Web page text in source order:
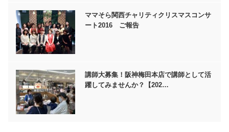
ママそら関西チャリティクリスマスコンサ
ート2016 ご報告
講師大募集！阪神梅田本店で講師として活
躍してみませんか？【202…